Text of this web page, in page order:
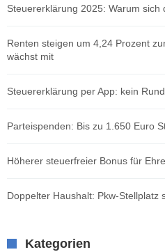
Steuererklärung 2025: Warum sich
Renten steigen um 4,24 Prozent
wächst mit
Steuererklärung per App: kein
Parteispenden: Bis zu 1.650 Euro
Höherer steuerfreier Bonus für
Doppelter Haushalt: Pkw-Stellplatz
Kategorien